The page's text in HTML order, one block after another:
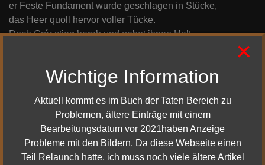
er Feste Fundament wurde geschlagen in Stücke,
das Heer quoll hervor voller Tücke.
Doch Grár stieg herab und gebot ihnen Halt,
Grár Grimmbraue starb für das Eisen,
Eisen hart und Eisen kalt.
Seite 8.
Der Spalt stürzte ein, Grár verlor sein Leben,
seine Hacke fiel auf den Boden daneben.
×
Wichtige Information
Aktuell kommt es im Buch der Taten Bereich zu
Problemen, ältere Einträge mit einem
Bearbeitungsdatum vor 2021haben Anzeige
Probleme mit den Bildern. Da diese Webseite einen
Teil Relaunch hatte, ich muss noch viele ältere Artikel